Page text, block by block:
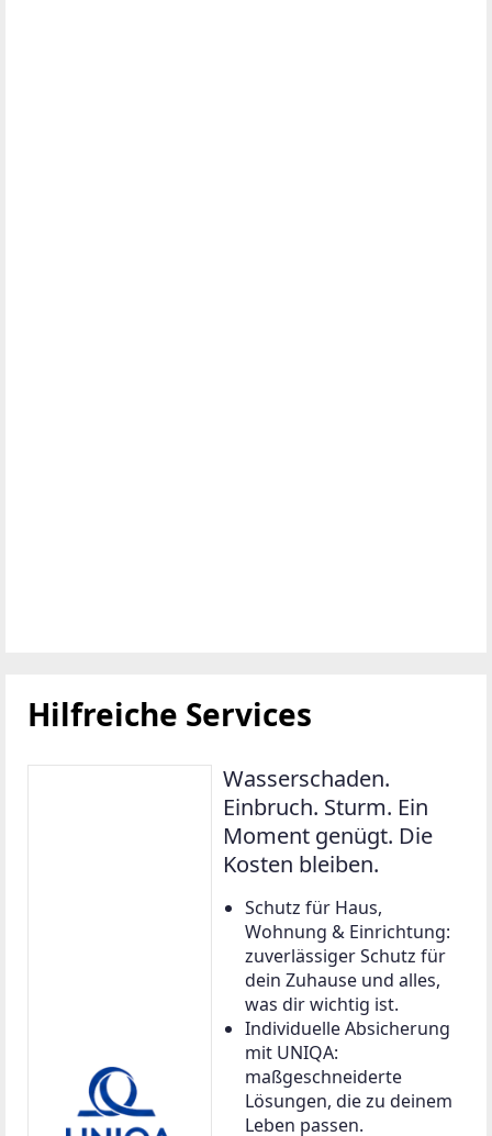
Hilfreiche Services
Wasserschaden.
Einbruch. Sturm. Ein
Moment genügt. Die
Kosten bleiben.
Schutz für Haus,
Wohnung & Einrichtung:
zuverlässiger Schutz für
dein Zuhause und alles,
was dir wichtig ist.
Individuelle Absicherung
mit UNIQA:
maßgeschneiderte
Lösungen, die zu deinem
Leben passen.